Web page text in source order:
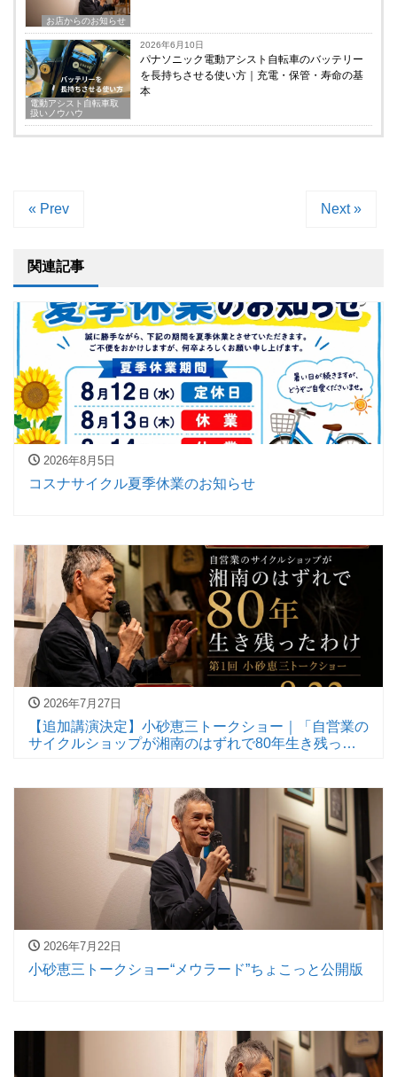
お店からのお知らせ
電動アシスト自転車取
扱いノウハウ
2026年6月10日
パナソニック電動アシスト自転車のバッテリー
を長持ちさせる使い方｜充電・保管・寿命の基
本
« Prev Next »
関連記事
2026年8月5日
コスナサイクル夏季休業のお知らせ
2026年7月27日
【追加講演決定】小砂恵三トークショー｜「自営業の
サイクルショップが湘南のはずれで80年生き残った
2026年7月22日
小砂恵三トークショー“メウラード”ちょこっと公開版